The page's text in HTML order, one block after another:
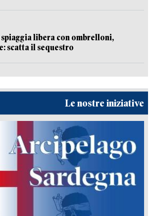
spiaggia libera con ombrelloni,
scatta il sequestro
Le nostre iniziative